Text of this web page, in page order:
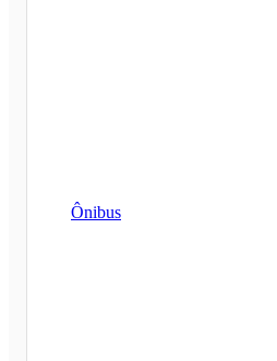
Ônibus